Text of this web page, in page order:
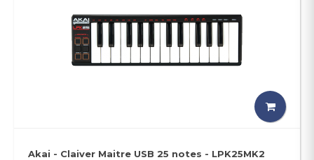
Akai - Claiver Maitre USB 25 notes - LPK25MK2